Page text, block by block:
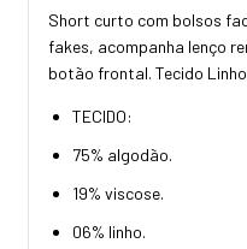
Short curto com bolsos
fakes, acompanha lenço
botão frontal. Tecido
TECIDO:
75% algodão.
19% viscose.
06% linho.